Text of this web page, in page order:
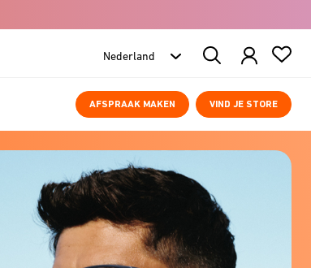
Search
Products
AFSPRAAK MAKEN VIND JE STORE